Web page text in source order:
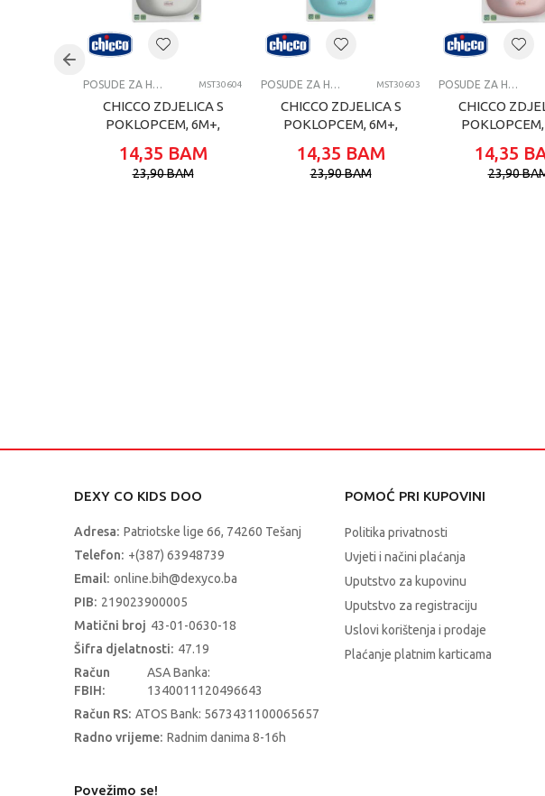
Brend Chicco
POSUDE ZA HRANJENJE MST30604
CHICCO ZDJELICA S
POKLOPCEM, 6M+,
14,35 BAM
23,90BAM
POSUDE ZA HRANJENJE MST30603
CHICCO ZDJELICA S
POKLOPCEM, 6M+,
14,35 BAM
23,90BAM
POSUDE ZA HRANJENJE
CHICCO
14,35
23,90
DEXY CO KIDS DOO
Adresa: Patriotske lige 66, 74260 Tešanj
Telefon: +(387) 63948739
Email: online.bih@dexyco.ba
PIB: 219023900005
Matični broj 43-01-0630-18
Šifra djelatnosti: 47.19
Račun
FBIH:
ASA Banka:
1340011120496643
Račun RS: ATOS Bank: 5673431100065657
Radno vrijeme: Radnim danima 8-16h
POMOĆ PRI KUPOVINI
Politika privatnosti
Uvjeti i načini plaćanja
Uputstvo za kupovinu
Uputstvo za registraciju
Uslovi korištenja i prodaje
Plaćanje platnim karticama
Povežimo se!